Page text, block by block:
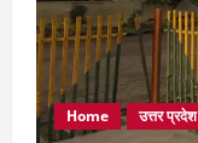
Home उत्तर प्रदेश